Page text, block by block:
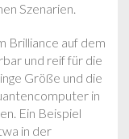
Szenarien.
Brilliance auf dem
und reif für die
Größe und die
in
Ein Beispiel
in der